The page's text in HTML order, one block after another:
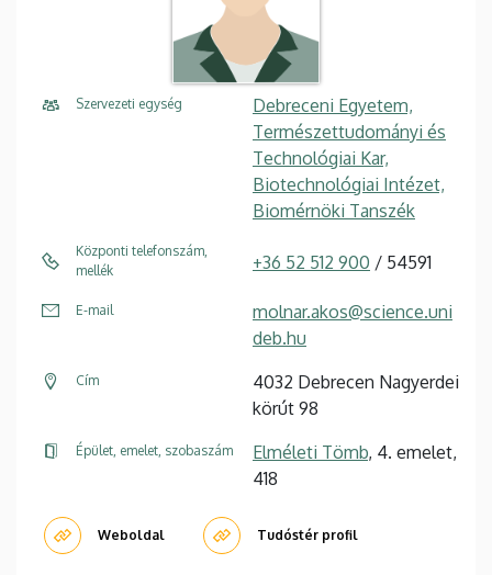
Szervezeti egység
Debreceni Egyetem,
Természettudományi és
Technológiai Kar,
Biotechnológiai Intézet,
Biomérnöki Tanszék
Központi telefonszám,
mellék
+36 52 512 900 / 54591
E-mail
molnar.akos@science.uni
deb.hu
Cím
4032 Debrecen Nagyerdei
körút 98
Épület, emelet, szobaszám Elméleti Tömb, 4. emelet,
418
Weboldal Tudóstér profil